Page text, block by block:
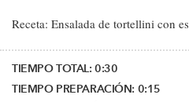
Receta: Ensalada de tortellini con
TIEMPO TOTAL:0:30
TIEMPO PREPARACIÓN: 0:15